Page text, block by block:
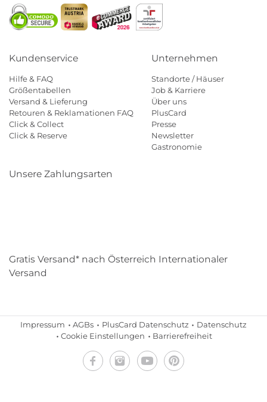
Kundenservice
Hilfe & FAQ
Größentabellen
Versand & Lieferung
Retouren & Reklamationen FAQ
Click & Collect
Click & Reserve
Unternehmen
Standorte / Häuser
Job & Karriere
Über uns
PlusCard
Presse
Newsletter
Gastronomie
Unsere Zahlungsarten
Gratis Versand* nach Österreich Internationaler
Versand
Impressum AGBs PlusCard Datenschutz
Datenschutz
Cookie Einstellungen
Barrierefreiheit